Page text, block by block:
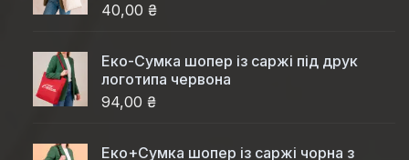
40,00 ₴
Еко-Cумка шопер із саржі під друк
логотипа червона
94,00 ₴
Еко+Сумка шопер із саржі чорна з